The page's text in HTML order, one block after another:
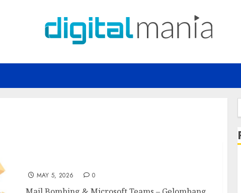
MAY 5, 2026 0